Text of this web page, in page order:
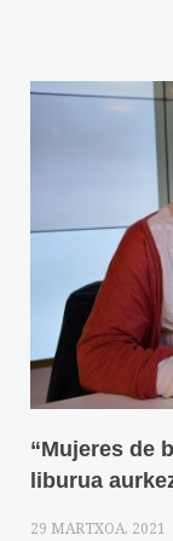
“Mujeres de
liburua
29 MARTXOA, 2021